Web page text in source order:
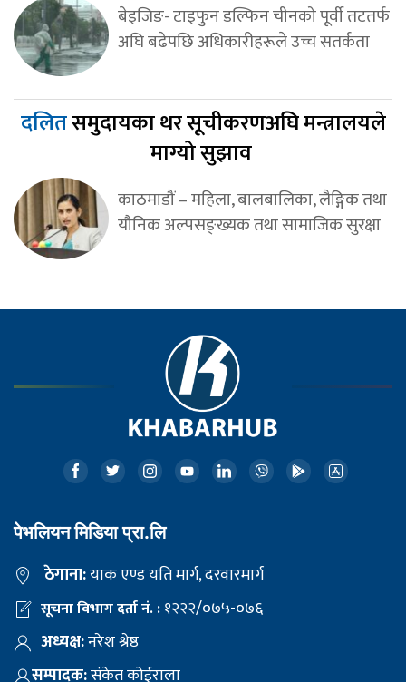
बेइजिङ- टाइफुन डल्फिन चीनको पूर्वी तटतर्फ
अघि बढेपछि अधिकारीहरूले उच्च सतर्कता
दलितसमुदायका थर सूचीकरणअघि मन्त्रालयले
माग्यो सुझाव
काठमाडौं – महिला, बालबालिका, लैङ्गिक तथा
यौनिक अल्पसङ्ख्यक तथा सामाजिक सुरक्षा
पेभलियन मिडिया प्रा.लि
ठेगाना:याक एण्ड यति मार्ग, दरवारमार्ग
सूचना विभाग दर्ता नं. :१२२२/०७५-०७६
अध्यक्ष:नरेश श्रेष्ठ
सम्पादक:संकेत कोईराला